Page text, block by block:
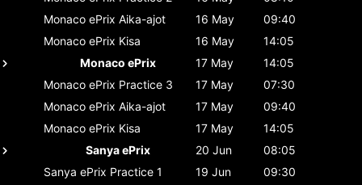
Monaco ePrix Aika-ajot 16 May
09:40
Monaco ePrix Kisa 16 May
14:05
Monaco ePrix
17 May
14:05
Monaco ePrix Practice 3 17 May
07:30
Monaco ePrix Aika-ajot 17 May
09:40
Monaco ePrix Kisa 17 May
14:05
Sanya ePrix
20 Jun
08:05
Sanya ePrix Practice 1 19 Jun
09:30